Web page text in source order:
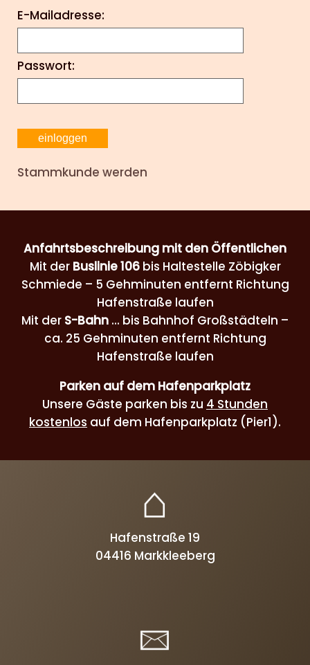
E-Mailadresse:
Passwort:
Stammkunde werden
Anfahrtsbeschreibung mit den Öffentlichen
Mit der Buslinie 106bis Haltestelle Zöbigker
Schmiede – 5 Gehminuten entfernt Richtung
Hafenstraße laufen
Mit der S-Bahn ... bis Bahnhof Großstädteln –
ca. 25 Gehminuten entfernt Richtung
Hafenstraße laufen
Parken auf dem Hafenparkplatz
Unsere Gäste parken bis zu 4 Stunden
kostenlos auf dem Hafenparkplatz (Pier1).
Hafenstraße 19
04416 Markkleeberg